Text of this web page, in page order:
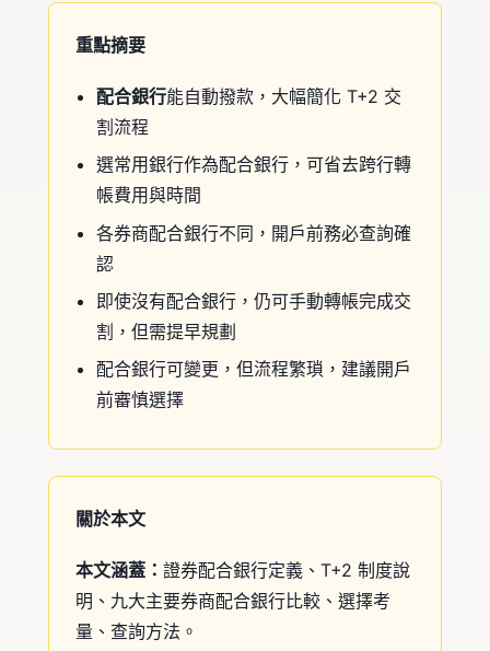
重點摘要
配合銀行能自動撥款，大幅簡化 T+2 交
割流程
選常用銀行作為配合銀行，可省去跨行轉
帳費用與時間
各券商配合銀行不同，開戶前務必查詢確
認
即使沒有配合銀行，仍可手動轉帳完成交
割，但需提早規劃
配合銀行可變更，但流程繁瑣，建議開戶
前審慎選擇
關於本文
本文涵蓋： 證券配合銀行定義、T+2 制度說
明、九大主要券商配合銀行比較、選擇考
量、查詢方法。